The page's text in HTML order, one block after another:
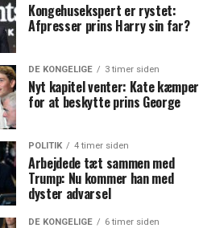
Kongehusekspert er rystet:
Afpresser prins Harry sin far?
DE KONGELIGE 3 timer siden
Nyt kapitel venter: Kate kæmper
for at beskytte prins George
POLITIK 4 timer siden
Arbejdede tæt sammen med
Trump: Nu kommer han med
dyster advarsel
DE KONGELIGE 6 timer siden